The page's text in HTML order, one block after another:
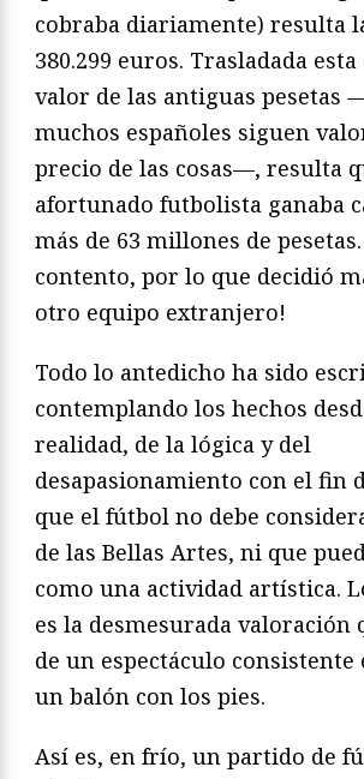
cobraba diariamente) resulta
380.299 euros. Trasladada
valor de las antiguas pesetas
muchos españoles siguen
precio de las cosas—, resulta
afortunado futbolista ganaba
más de 63 millones de pesetas.
contento, por lo que decidió
otro equipo extranjero!
Todo lo antedicho ha sido
contemplando los hechos
realidad, de la lógica y del
desapasionamiento con el fin
que el fútbol no debe
de las Bellas Artes, ni que
como una actividad artística.
es la desmesurada valoración
de un espectáculo consistente
un balón con los pies.
Así es, en frío, un partido de